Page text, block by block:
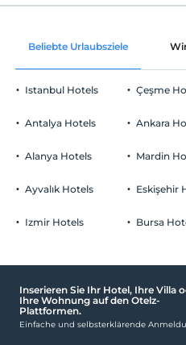
Parken
Kostenlos
Einchecken
Check-out
Vor 11:00
Haustiere
Rauchen
Der Aufenthalt für Kleinkinder
1 für jedes Zimmer. kostenlos
2 für jedes Zimmer. kostenlos für
Beliebte Urlaubsziele
Istanbul Hotels
Antalya Hotels
Alanya Hotels
Ayvalık Hotels
Izmir Hotels
Çeşme
Ankara
Mardin
Eskişehir
Bursa
Inserieren Sie Ihr Hotel, Ihre Villa
Ihre Wohnung auf den Otelz-
Plattformen.
Einfache und selbsterklärende